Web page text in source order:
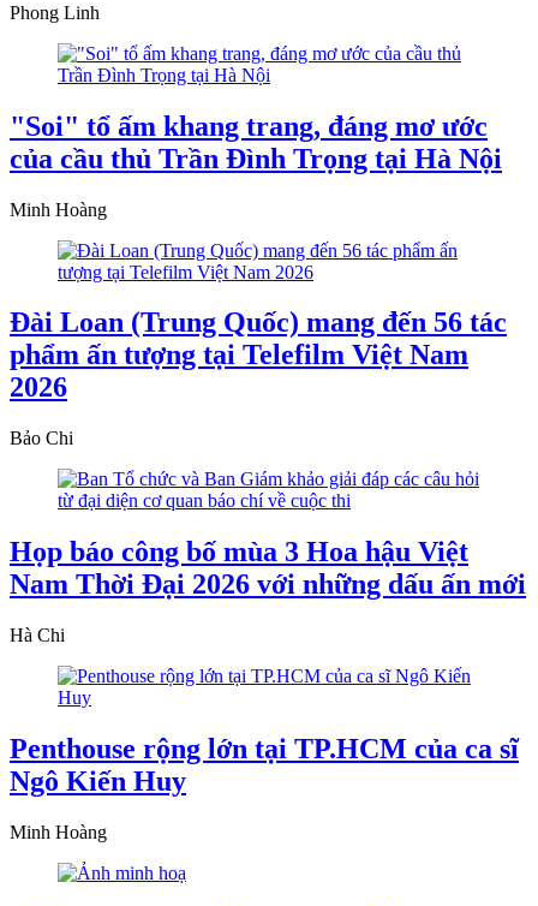
Phong Linh
"Soi" tổ ấm khang trang, đáng mơ ước
của cầu thủ Trần Đình Trọng tại Hà Nội
Minh Hoàng
Đài Loan (Trung Quốc) mang đến 56 tác
phẩm ấn tượng tại Telefilm Việt Nam
2026
Bảo Chi
Họp báo công bố mùa 3 Hoa hậu Việt
Nam Thời Đại 2026 với những dấu ấn mới
Hà Chi
Penthouse rộng lớn tại TP.HCM của ca sĩ
Ngô Kiến Huy
Minh Hoàng